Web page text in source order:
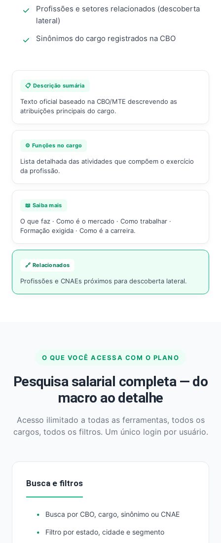
Profissões e setores relacionados (descoberta
lateral)
Sinônimos do cargo registrados na CBO
📋 Descrição sumária
Texto oficial baseado na CBO/MTE descrevendo as
atribuições principais do cargo.
⚙️ Funções no cargo
Lista detalhada das atividades que compõem o exercício
da profissão.
📖 Saiba mais
O que faz · Como é o mercado · Como trabalhar ·
Formação exigida · Como é a carreira.
🔗 Relacionados
Profissões e CNAEs próximos para descoberta lateral.
O QUE VOCÊ ACESSA COM O PLANO
Pesquisa salarial completa — do
macro ao detalhe
Acesso ilimitado a todas as ferramentas, todos os
cargos, todos os filtros. Um único login por usuário.
Busca e filtros
Busca por CBO, cargo, sinônimo ou CNAE
Filtro por estado, cidade e segmento